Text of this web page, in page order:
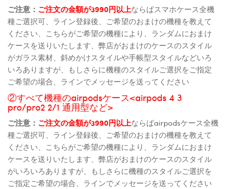
ご注意： ご注文の金額が3990円以上ならばスマホケース全機
種ご選択可、ライン登録後、ご希望のおまけの機種を教えて
ください、こちらがご希望の機種により、ランダムにおまけ
ケースを送りいたします、弊店がおまけのケースのスタイル
がガラス素材、斜めかけスタイルや手帳型スタイルなどいろ
いろありますが、もしさらに機種のスタイルご選択をご指定
ご希望の場合、ラインでメッセージを送ってください
②すべて機種のairpodsケース<airpods 4 3
pro/pro2 2/1 通用型など>
ご注意： ご注文の金額が3990円以上ならばairpodsケース全機
種ご選択可、ライン登録後、ご希望のおまけの機種を教えて
ください、こちらがご希望の機種により、ランダムにおまけ
ケースを送りいたします、弊店がおまけのケースのスタイル
がいろいろありますが、もしさらに機種のスタイルご選択を
ご指定ご希望の場合、ラインでメッセージを送ってください